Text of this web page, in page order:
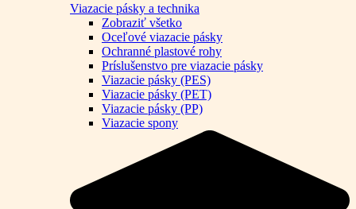
Viazacie pásky a technika
Zobraziť všetko
Oceľové viazacie pásky
Ochranné plastové rohy
Príslušenstvo pre viazacie pásky
Viazacie pásky (PES)
Viazacie pásky (PET)
Viazacie pásky (PP)
Viazacie spony